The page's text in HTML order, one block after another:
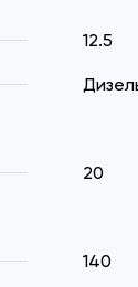
12.5
20
140